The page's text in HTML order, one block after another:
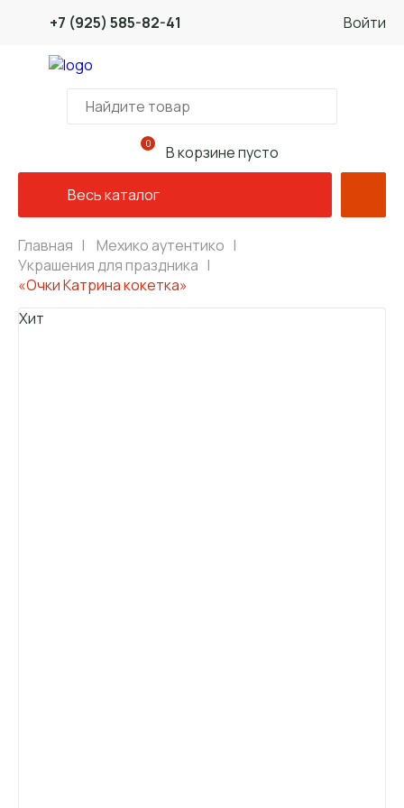
+7 (925) 585-82-41 Войти
0 В корзине пусто
Весь каталог
Главная | Мехико аутентико |
Украшения для праздника |
«Очки Катрина кокетка»
Хит